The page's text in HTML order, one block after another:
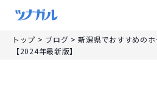
トップ > ブログ >新潟県でおすすめの
【2024年最新版】